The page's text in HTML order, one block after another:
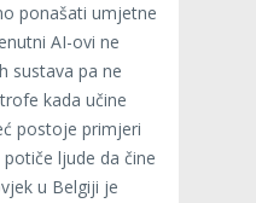
ponašati umjetne
AI-ovi ne
sustava pa ne
kada učine
postoje primjeri
ljude da čine
u Belgiji je